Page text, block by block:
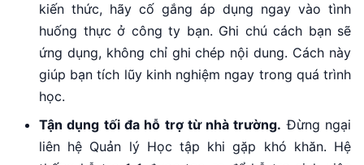
kiến thức, hãy cố gắng áp dụng ngay vào tình
huống thực ở công ty bạn. Ghi chú cách bạn sẽ
ứng dụng, không chỉ ghi chép nội dung. Cách này
giúp bạn tích lũy kinh nghiệm ngay trong quá trình
học.
Tận dụng tối đa hỗ trợ từ nhà trường. Đừng ngại
liên hệ Quản lý Học tập khi gặp khó khăn. Hệ